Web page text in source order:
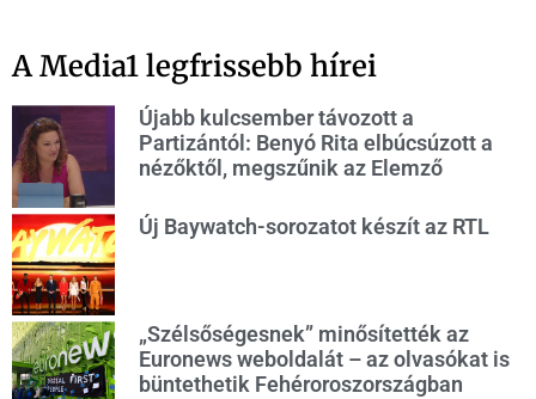
A Media1 legfrissebb hírei
Újabb kulcsember távozott a
Partizántól: Benyó Rita elbúcsúzott a
nézőktől, megszűnik az Elemző
Új Baywatch-sorozatot készít az RTL
„Szélsőségesnek” minősítették az
Euronews weboldalát – az olvasókat is
büntethetik Fehéroroszországban